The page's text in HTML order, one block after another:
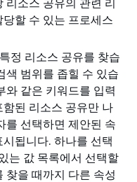
리소스 공유의 관련 리
할 수 있는 프로세스
정 리소스 공유를 찾습
색 범위를 좁힐 수 있습
와 같은 키워드를 입력
된 리소스 공유만 나
를 선택하면 제안된 속
됩니다. 하나를 선택
는 값 목록에서 선택할
찾을 때까지 다른 속성